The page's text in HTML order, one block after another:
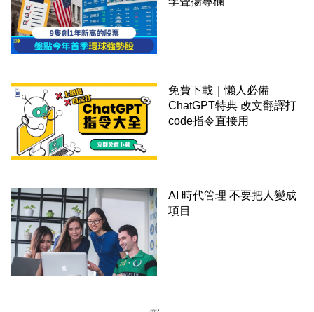
免費下載｜懶人必備
ChatGPT特典 改文翻譯打
code指令直接用
AI 時代管理 不要把人變成
項目